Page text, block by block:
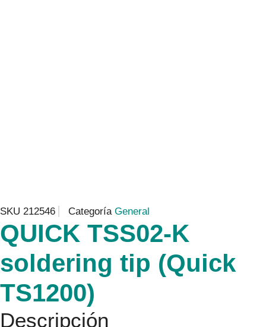
SKU 212546 Categoría General
QUICK TSS02-K
soldering tip (Quick
TS1200)
Descripción